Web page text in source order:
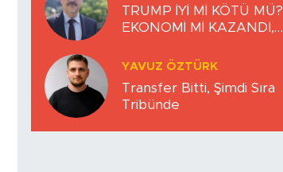
TRUMP İYİ Mİ KÖTÜ MÜ?
EKONOMİ Mİ KAZANDI,
YAVUZ ÖZTÜRK
Transfer Bitti, Şimdi Sıra
Tribünde